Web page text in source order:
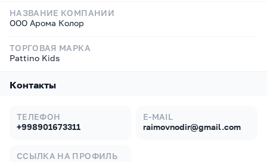
НАЗВАНИЕ КОМПАНИИ
ООО Арома Колор
ТОРГОВАЯ МАРКА
Pattino Kids
Контакты
ТЕЛЕФОН
+998901673311
E-MAIL
raimovnodir@gmail.com
ССЫЛКА НА ПРОФИЛЬ